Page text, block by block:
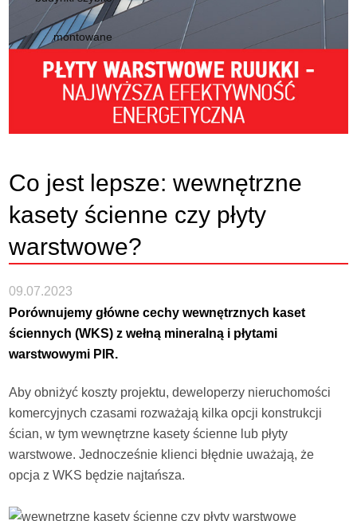
Co jest lepsze: wewnętrzne
kasety ścienne czy płyty
warstwowe?
09.07.2023
Porównujemy główne cechy wewnętrznych kaset
ściennych (WKS) z wełną mineralną i płytami
warstwowymi PIR.
Aby obniżyć koszty projektu, deweloperzy nieruchomości
komercyjnych czasami rozważają kilka opcji konstrukcji
ścian, w tym wewnętrzne kasety ścienne lub płyty
warstwowe. Jednocześnie klienci błędnie uważają, że
opcja z WKS będzie najtańsza.